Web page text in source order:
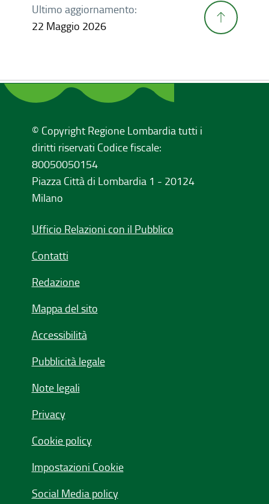
Ultimo aggiornamento:
22 Maggio 2026
© Copyright Regione Lombardia tutti i
diritti riservati Codice fiscale:
80050050154
Piazza Città di Lombardia 1 - 20124
Milano
Ufficio Relazioni con il Pubblico
Contatti
Redazione
Mappa del sito
Accessibilità
Pubblicità legale
Note legali
Privacy
Cookie policy
Impostazioni Cookie
Social Media policy